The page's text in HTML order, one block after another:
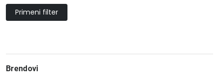
Primeni filter
Brendovi